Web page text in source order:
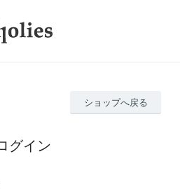
ショップへ戻る
グイン